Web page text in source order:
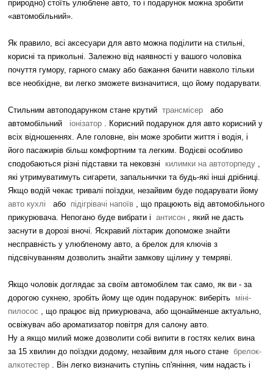
природно) стоїть улюблене авто, то і подарунок можна зробити
«автомобільний».
Як правило, всі аксесуари для авто можна поділити на стильні,
корисні та прикольні. Залежно від наявності у вашого чоловіка
почуття гумору, гарного смаку або бажання бачити навколо тільки
все необхідне, ви легко зможете визначитися, що йому подарувати.
Стильним автоподарунком стане крутийтрансмісер або
автомобільний іонізатор . Корисний подарунок для авто корисний у
всіх відношеннях. Але головне, він може зробити життя і водія, і
його пасажирів більш комфортним та легким. Водієві особливо
сподобаються різні підставки та нековзні килимки на автоторпеду
які утримуватимуть сигарети, запальнички та будь-які інші дрібниці.
Якщо водій чекає тривалі поїздки, незайвим буде подарувати йому
авто кухлі
або підігрівачі напоїв , що працюють від автомобільного
прикурювача. Непогано буде вибрати іантисон , який не дасть
заснути в дорозі вночі. Яскравий ліхтарик допоможе знайти
несправність у улюбленому авто, а брелок для ключів з
підсвічуванням дозволить знайти замкову щілину у темряві.
Якщо чоловік доглядає за своїм автомобілем так само, як ви - за
дорогою сукнею, зробіть йому ще один подарунок: виберіть міні-
пилосос , що працює від прикурювача, або щонайменше актуально,
освіжувач або ароматизатор повітря для салону авто.
Ну а якщо милий може дозволити собі випити в гостях келих вина
за 15 хвилин до поїздки додому, незайвим для нього станебрелок-
алкотестер . Він легко визначить ступінь сп'яніння, чим надасть і